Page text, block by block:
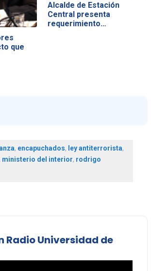
que
Alcalde de Estación
Central presenta
requerimiento…
, encapuchados, ley antiterrorista,
ministerio del interior, rodrigo
Radio Universidad de